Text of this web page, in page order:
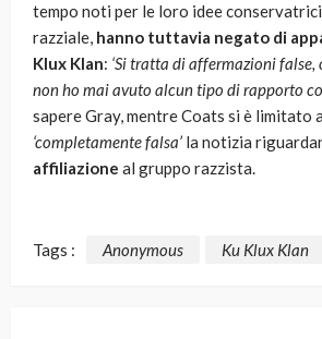
tempo noti per le loro idee
razziale, hanno tuttavia negato di
Klux Klan: ‘Si tratta di affermazioni
non ho mai avuto alcun tipo di rapporto
sapere Gray, mentre Coats si è limitato
‘completamente falsa’ la notizia
affiliazione al gruppo razzista.
Tags : Anonymous Ku Klux Klan